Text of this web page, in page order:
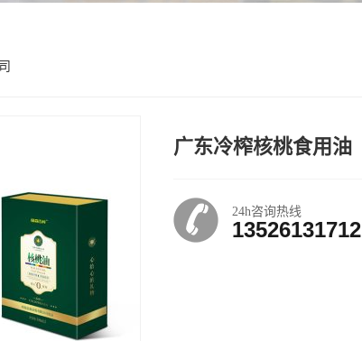
广东冷榨核桃食用油
24h咨询热线
13526131712